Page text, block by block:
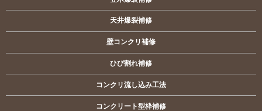
天井爆裂補修
壁コンクリ補修
ひび割れ補修
コンクリ流し込み工法
コンクリート型枠補修